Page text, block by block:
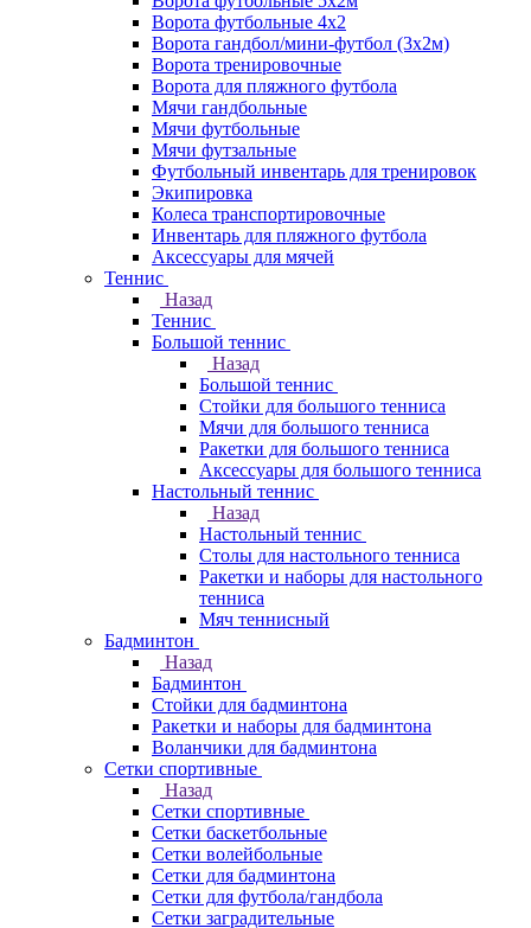
Ворота футбольные 4х2
Ворота гандбол/мини-футбол (3х2м)
Ворота тренировочные
Ворота для пляжного футбола
Мячи гандбольные
Мячи футбольные
Мячи футзальные
Футбольный инвентарь для тренировок
Экипировка
Колеса транспортировочные
Инвентарь для пляжного футбола
Аксессуары для мячей
Теннис
Назад
Теннис
Большой теннис
Назад
Большой теннис
Стойки для большого тенниса
Мячи для большого тенниса
Ракетки для большого тенниса
Аксессуары для большого тенниса
Настольный теннис
Назад
Настольный теннис
Столы для настольного тенниса
Ракетки и наборы для настольного
тенниса
Мяч теннисный
Бадминтон
Назад
Бадминтон
Стойки для бадминтона
Ракетки и наборы для бадминтона
Воланчики для бадминтона
Сетки спортивные
Назад
Сетки спортивные
Сетки баскетбольные
Сетки волейбольные
Сетки для бадминтона
Сетки для футбола/гандбола
Сетки заградительные